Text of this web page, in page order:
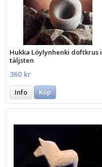
Hukka Löylynhenki doftkrus i
täljsten
360 kr
Info Köp